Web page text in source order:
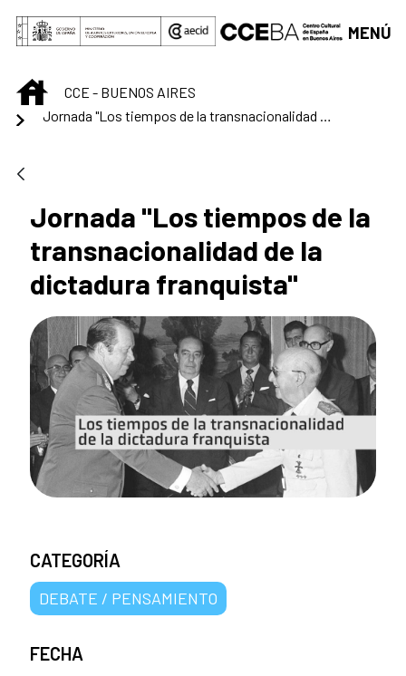
Saltar al contenido principal
MENÚ
INICIOCCE - BUENOS AIRES
Jornada "Los tiempos de la transnacionalidad de la dictadura franquista"
Jornada "Los tiempos de la
transnacionalidad de la
dictadura franquista"
CATEGORÍA
DEBATE / PENSAMIENTO
FECHA